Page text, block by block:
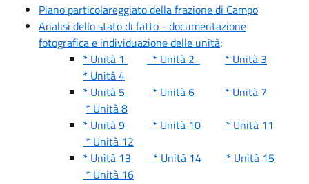
Piano particolareggiato della frazione di Campo
Analisi dello stato di fatto - documentazione
fotografica e individuazione delle unità:
* Unità 1
* Unità 2
* Unità 3
* Unità 4
* Unità 5
* Unità 6
* Unità 7
* Unità 8
* Unità 9
* Unità 10
* Unità 11
* Unità 12
* Unità 13
* Unità 14
* Unità 15
* Unità 16